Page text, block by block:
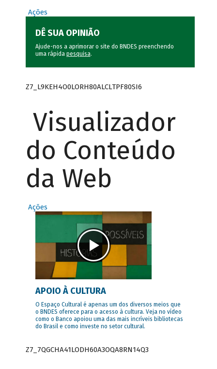
Ações
DÊ SUA OPINIÃO
Ajude-nos a aprimorar o site do BNDES preenchendo
uma rápida pesquisa.
Z7_L9KEH4O0LORH80ALCLTPF80SI6
Visualizador
do Conteúdo
da Web
Ações
APOIO À CULTURA
O Espaço Cultural é apenas um dos diversos meios que
o BNDES oferece para o acesso à cultura. Veja no vídeo
como o Banco apoiou uma das mais incríveis bibliotecas
do Brasil e como investe no setor cultural.
Z7_7QGCHA41LODH60A3OQA8RN14Q3